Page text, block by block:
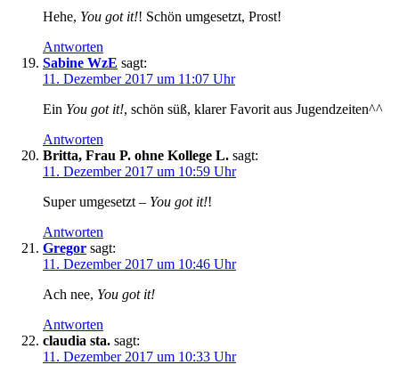
Hehe, You got it!! Schön umgesetzt, Prost!
Antworten
Sabine WzE sagt:
11. Dezember 2017 um 11:07 Uhr
Ein You got it!, schön süß, klarer Favorit aus Jugendzeiten^^
Antworten
Britta, Frau P. ohne Kollege L. sagt:
11. Dezember 2017 um 10:59 Uhr
Super umgesetzt – You got it!!
Antworten
Gregor sagt:
11. Dezember 2017 um 10:46 Uhr
Ach nee, You got it!
Antworten
claudia sta. sagt:
11. Dezember 2017 um 10:33 Uhr